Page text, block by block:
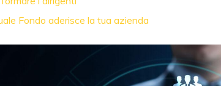
Fondo aderisce la tua azienda